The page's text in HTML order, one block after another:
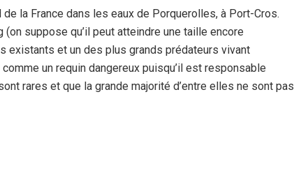
la France dans les eaux de Porquerolles, à Port-Cros.
suppose qu’il peut atteindre une taille encore
existants et un des plus grands prédateurs vivant
un requin dangereux puisqu’il est responsable
rares et que la grande majorité d’entre elles ne sont pas